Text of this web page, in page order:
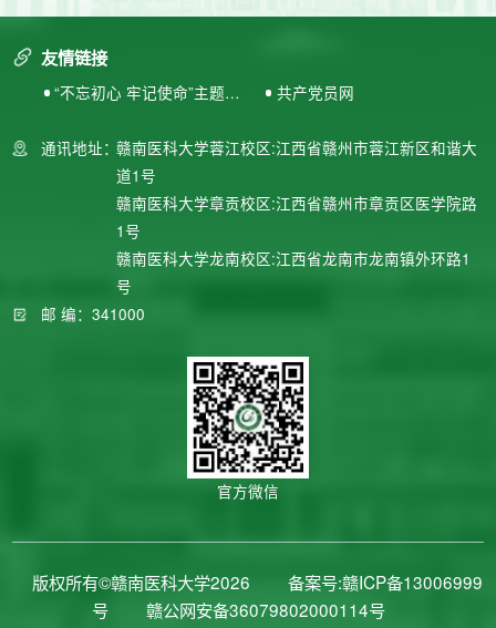
友情链接
“不忘初心 牢记使命”主题教
共产党员网
通讯地址：赣南医科大学蓉江校区:江西省赣州市蓉江新区和谐大
道1号
赣南医科大学章贡校区:江西省赣州市章贡区医学院路
1号
赣南医科大学龙南校区:江西省龙南市龙南镇外环路1
号
邮 编：341000
官方微信
版权所有©赣南医科大学2026
备案号:赣ICP备13006999
号
赣公网安备36079802000114号